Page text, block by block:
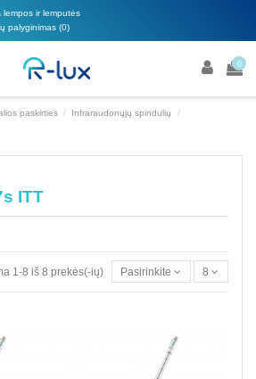
lempos ir lemputės
palyginimas (0)
0
paskirties
Infraraudonųjų spindulių
ITT
1-8 iš 8 prekės(-ių) Pasirinkite 8